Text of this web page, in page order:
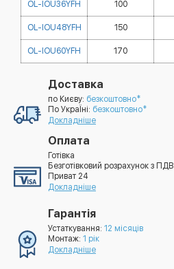
OL-IOU36YFH 100
OL-IOU48YFH 150
OL-IOU60YFH 170
Доставка
по Києву: безкоштовно*
По УкраЇні: безкоштовно*
Докладніше
Оплата
Готівка
Безготівковий розрахунок з ПДВ
Приват 24
Докладніше
Гарантія
Устаткування: 12 місяців
Монтаж: 1 рік
Докладніше